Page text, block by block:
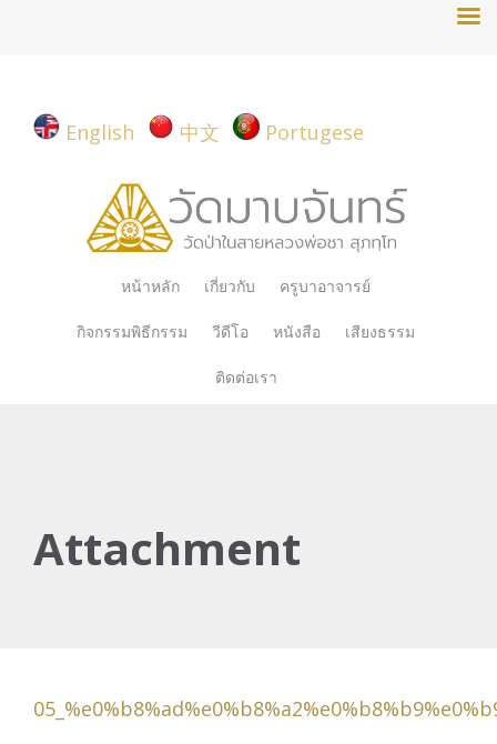
English 中文 Portugese
Skip
content
หน้าหลัก เกี่ยวกับ ครูบาอาจารย์
กิจกรรมพิธีกรรม วีดีโอ หนังสือ เสียงธรรม
ติดต่อเรา
Attachment